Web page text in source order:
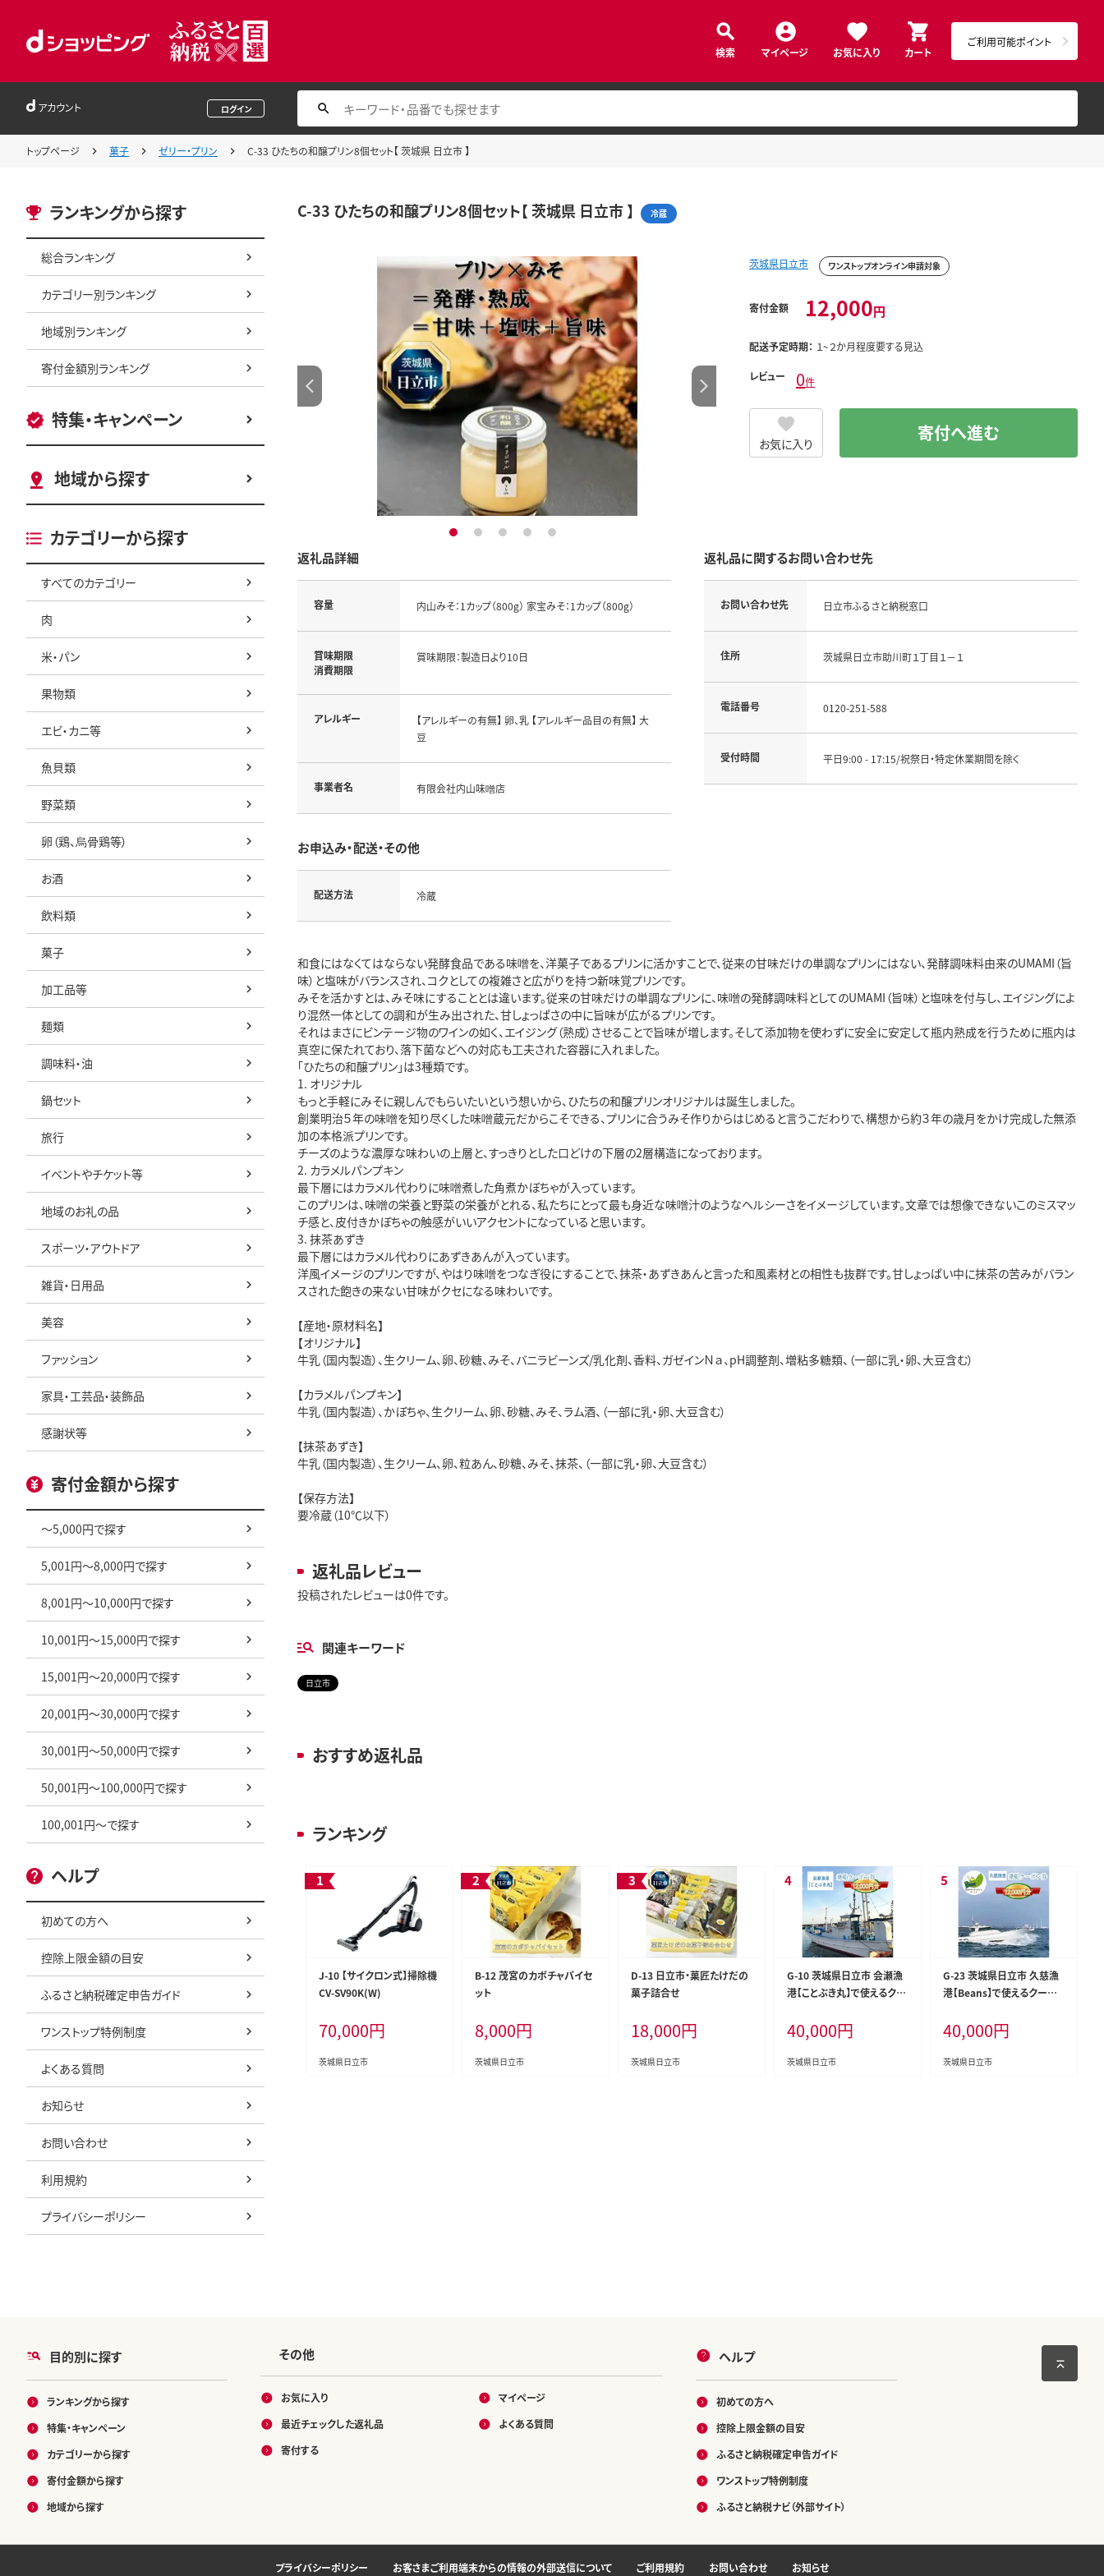
検索 マイページ お気に入り カート
ご利用可能ポイント
アカウント ログイン
トップページ 菓子 ゼリー・プリン C-33 ひたちの和醸プリン8個セット【 茨城県 日立市 】
ランキングから探す
総合ランキング
カテゴリー別ランキング
地域別ランキング
寄付金額別ランキング
特集・キャンペーン
地域から探す
カテゴリーから探す
すべてのカテゴリー
肉
米・パン
果物類
エビ・カニ等
魚貝類
野菜類
卵（鶏、烏骨鶏等）
お酒
飲料類
菓子
加工品等
麺類
調味料・油
鍋セット
旅行
イベントやチケット等
地域のお礼の品
スポーツ・アウトドア
雑貨・日用品
美容
ファッション
家具・工芸品・装飾品
感謝状等
寄付金額から探す
～5,000円で探す
5,001円～8,000円で探す
8,001円～10,000円で探す
10,001円～15,000円で探す
15,001円～20,000円で探す
20,001円～30,000円で探す
30,001円～50,000円で探す
50,001円～100,000円で探す
100,001円～で探す
ヘルプ
初めての方へ
控除上限金額の目安
ふるさと納税確定申告ガイド
ワンストップ特例制度
よくある質問
お知らせ
お問い合わせ
利用規約
プライバシーポリシー
C-33 ひたちの和醸プリン8個セット【 茨城県 日立市 】 冷蔵
1 2 3 4 5
茨城県日立市 ワンストップオンライン申請対象
寄付金額 12,000円
配送予定時期： １~２か月程度要する見込
レビュー 0件
お気に入り 寄付へ進む
返礼品詳細
容量 内山みそ：1カップ（800g） 家宝みそ：1カップ（800g）
賞味期限
消費期限
賞味期限：製造日より10日
アレルギー
【アレルギーの有無】 卵、乳 【アレルギー品目の有無】 大
豆
事業者名 有限会社内山味噌店
お申込み・配送・その他
配送方法 冷蔵
返礼品に関するお問い合わせ先
お問い合わせ先 日立市ふるさと納税窓口
住所 茨城県日立市助川町１丁目１－１
電話番号 0120-251-588
受付時間 平日9:00 - 17:15/祝祭日・特定休業期間を除く
和食にはなくてはならない発酵食品である味噌を、洋菓子であるプリンに活かすことで、従来の甘味だけの単調なプリンにはない、発酵調味料由来のUMAMI（旨
味）と塩味がバランスされ、コクとしての複雑さと広がりを持つ新味覚プリンです。
みそを活かすとは、みそ味にすることとは違います。従来の甘味だけの単調なプリンに、味噌の発酵調味料としてのUMAMI（旨味）と塩味を付与し、エイジングによ
り混然一体としての調和が生み出された、甘しょっぱさの中に旨味が広がるプリンです。
それはまさにビンテージ物のワインの如く、エイジング（熟成）させることで旨味が増します。そして添加物を使わずに安全に安定して瓶内熟成を行うために瓶内は
真空に保たれており、落下菌などへの対応も工夫された容器に入れました。
「ひたちの和醸プリン」は3種類です。
1. オリジナル
もっと手軽にみそに親しんでもらいたいという想いから、ひたちの和醸プリンオリジナルは誕生しました。
創業明治５年の味噌を知り尽くした味噌蔵元だからこそできる、プリンに合うみそ作りからはじめると言うこだわりで、構想から約３年の歳月をかけ完成した無添
加の本格派プリンです。
チーズのような濃厚な味わいの上層と、すっきりとした口どけの下層の2層構造になっております。
2. カラメルパンプキン
最下層にはカラメル代わりに味噌煮した角煮かぼちゃが入っています。
このプリンは、味噌の栄養と野菜の栄養がとれる、私たちにとって最も身近な味噌汁のようなヘルシーさをイメージしています。文章では想像できないこのミスマッ
チ感と、皮付きかぼちゃの触感がいいアクセントになっていると思います。
3. 抹茶あずき
最下層にはカラメル代わりにあずきあんが入っています。
洋風イメージのプリンですが、やはり味噌をつなぎ役にすることで、抹茶・あずきあんと言った和風素材との相性も抜群です。甘しょっぱい中に抹茶の苦みがバラン
スされた飽きの来ない甘味がクセになる味わいです。
【産地・原材料名】
【オリジナル】
牛乳（国内製造）、生クリーム、卵、砂糖、みそ、バニラビーンズ/乳化剤、香料、ガゼインＮａ、pH調整剤、増粘多糖類、（一部に乳・卵、大豆含む）
【カラメルパンプキン】
牛乳（国内製造）、かぼちゃ、生クリーム、卵、砂糖、みそ、ラム酒、（一部に乳・卵、大豆含む）
【抹茶あずき】
牛乳（国内製造）、生クリーム、卵、粒あん、砂糖、みそ、抹茶、（一部に乳・卵、大豆含む）
【保存方法】
要冷蔵（10℃以下）
返礼品レビュー
投稿されたレビューは0件です。
関連キーワード
日立市
おすすめ返礼品
ランキング
J-10 【サイクロン式】掃除機
CV-SV90K(W)
70,000円
茨城県日立市
B-12 茂宮のカボチャパイセ
ット
8,000円
茨城県日立市
D-13 日立市・菓匠たけだの
菓子詰合せ
18,000円
茨城県日立市
G-10 茨城県日立市 会瀬漁
港【ことぶき丸】で使えるクー
40,000円
茨城県日立市
G-23 茨城県日立市 久慈漁
港【Beans】で使えるクーポ
40,000円
茨城県日立市
目的別に探す
ランキングから探す
特集・キャンペーン
カテゴリーから探す
寄付金額から探す
地域から探す
その他
お気に入り
最近チェックした返礼品
寄付する
マイページ
よくある質問
ヘルプ
初めての方へ
控除上限金額の目安
ふるさと納税確定申告ガイド
ワンストップ特例制度
ふるさと納税ナビ（外部サイト）
プライバシーポリシー お客さまご利用端末からの情報の外部送信について ご利用規約 お問い合わせ お知らせ